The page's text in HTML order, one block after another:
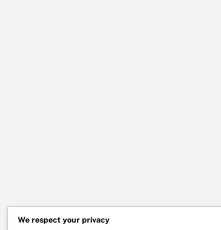
We respect your privacy